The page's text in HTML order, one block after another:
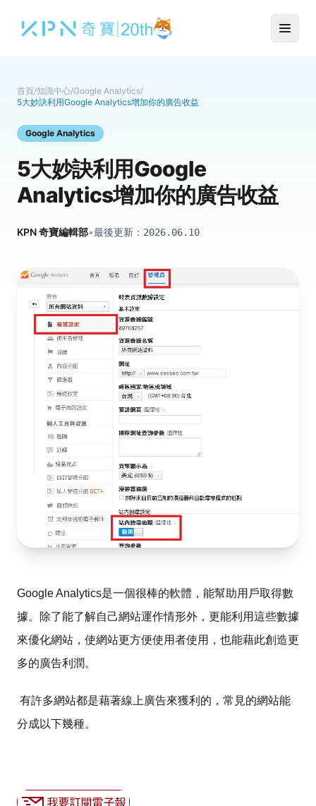
首頁/知識中心/Google Analytics/
5大妙訣利用Google Analytics增加你的廣告收益
Google Analytics
5大妙訣利用Google
Analytics增加你的廣告收益
KPN 奇寶編輯部•最後更新： 2026.06.10
Google Analytics是一個很棒的軟體，能幫助用戶取得數
據。除了能了解自己網站運作情形外，更能利用這些數據
來優化網站，使網站更方便使用者使用，也能藉此創造更
多的廣告利潤。
有許多網站都是藉著線上廣告來獲利的，常見的網站能
分成以下幾種。